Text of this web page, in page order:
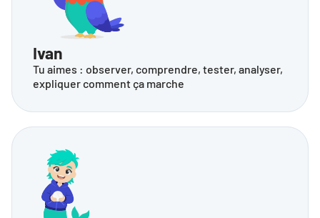
Ivan
Tu aimes : observer, comprendre, tester, analyser,
expliquer comment ça marche